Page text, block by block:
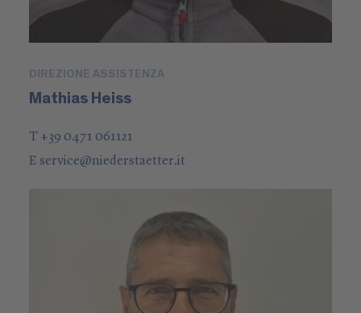
DIREZIONE ASSISTENZA
Mathias Heiss
T +39 0471 061121
Eservice@niederstaetter.it